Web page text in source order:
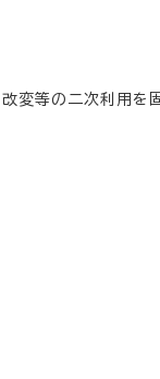
改変等の二次利用を